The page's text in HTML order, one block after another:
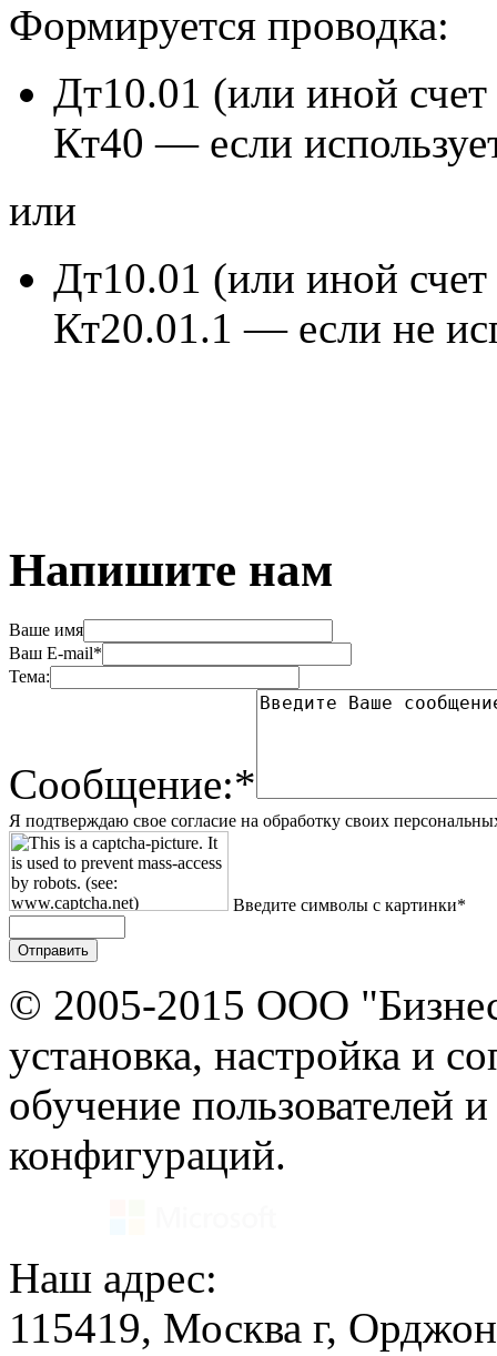
Формируется проводка:
Дт10.01 (или иной
Кт40 — если
или
Дт10.01 (или иной
Кт20.01.1 — если не
Напишите нам
Ваше имя
Ваш E-mail*
Тема:
Сообщение:*
Я подтверждаю свое согласие на обработку своих
Введите символы с картинки*
© 2005-2015 ООО
установка, настройка и
обучение пользователей
конфигураций.
Наш адрес:
115419, Москва г,